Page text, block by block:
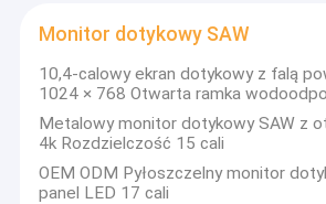
Monitor dotykowy SAW
10,4-calowy ekran dotykowy z falą
1024 × 768 Otwarta ramka
Metalowy monitor dotykowy SAW z
4k Rozdzielczość 15 cali
OEM ODM Pyłoszczelny monitor
panel LED 17 cali